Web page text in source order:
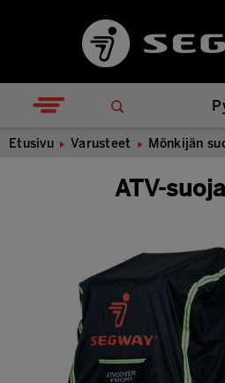
Etusivu Varusteet Mönkijän
ATV-